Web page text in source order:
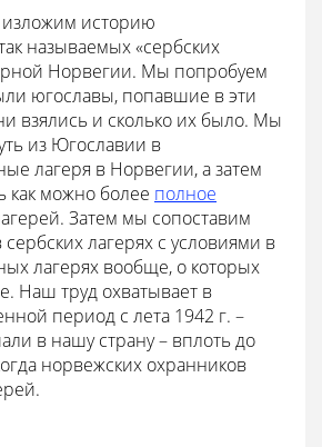
историю
называемых «сербских
Норвегии. Мы попробуем
югославы, попавшие в эти
взялись и сколько их было. Мы
из Югославии в
лагеря в Норвегии, а затем
как можно более полное
Затем мы сопоставим
лагерях с условиями в
лагерях вообще, о которых
Наш труд охватывает в
период с лета 1942 г. –
в нашу страну – вплоть до
норвежских охранников